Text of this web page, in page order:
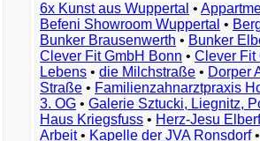
6x Kunst aus Wuppertal •
Befeni Showroom Wuppertal •
Bunker Brausenwerth • Bunker
Clever Fit GmbH Bonn • Clever Fit
Lebens • die Milchstraße • Dorper
Straße • Familienzahnarztpraxis
3. OG • Galerie Sztucki, Liegnitz,
Haus Kriegsfuss • Herz-Jesu
Arbeit• Kapelle der JVA Ronsdorf•